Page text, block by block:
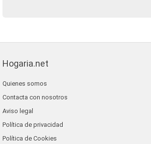
Hogaria.net
Quienes somos
Contacta con nosotros
Aviso legal
Política de privacidad
Política de Cookies